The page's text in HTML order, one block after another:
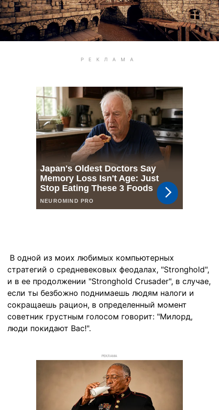
В одной из моих любимых компьютерных
стратегий о средневековых феодалах, "Stronghold",
и в ее продолжении "Stronghold Crusader", в случае,
если ты безбожно поднимаешь людям налоги и
сокращаешь рацион, в определенный момент
советник грустным голосом говорит: "Милорд,
люди покидают Вас!".
РЕКЛАМА